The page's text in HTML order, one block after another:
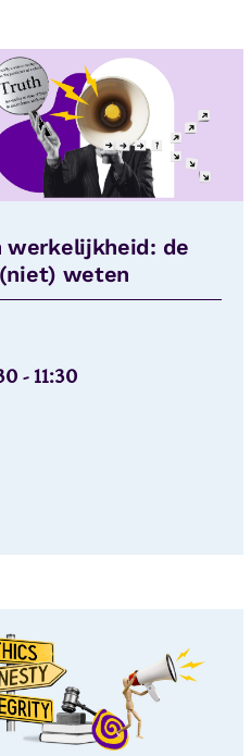
werkelijkheid: de
weten
- 11:30